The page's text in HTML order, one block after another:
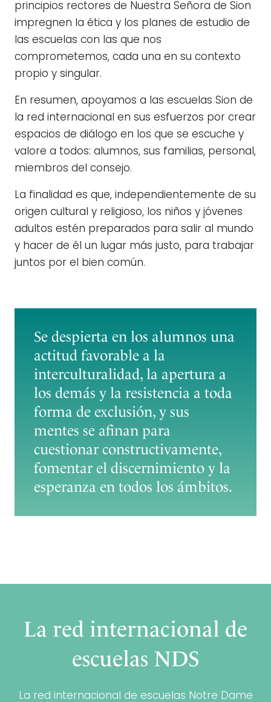
principios rectores de Nuestra Señora de Sion
impregnen la ética y los planes de estudio de
las escuelas con las que nos
comprometemos, cada una en su contexto
propio y singular.
En resumen, apoyamos a las escuelas Sion de
la red internacional en sus esfuerzos por crear
espacios de diálogo en los que se escuche y
valore a todos: alumnos, sus familias, personal,
miembros del consejo.
La finalidad es que, independientemente de su
origen cultural y religioso, los niños y jóvenes
adultos estén preparados para salir al mundo
y hacer de él un lugar más justo, para trabajar
juntos por el bien común.
Se despierta en los alumnos una
actitud favorable a la
interculturalidad, la apertura a
los demás y la resistencia a toda
forma de exclusión, y sus
mentes se afinan para
cuestionar constructivamente,
fomentar el discernimiento y la
esperanza en todos los ámbitos.
La red internacional de
escuelas NDS
La red internacional de escuelas Notre Dame